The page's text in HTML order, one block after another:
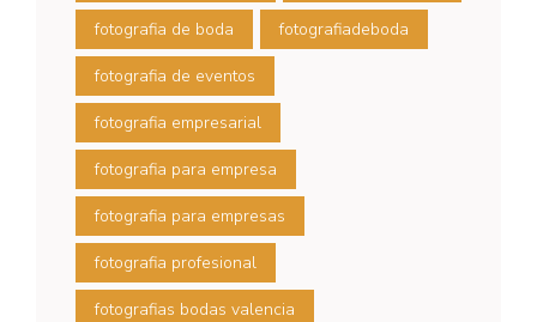
fotografia de boda fotografiadeboda
fotografia de eventos
fotografia empresarial
fotografia para empresa
fotografia para empresas
fotografia profesional
fotografias bodas valencia